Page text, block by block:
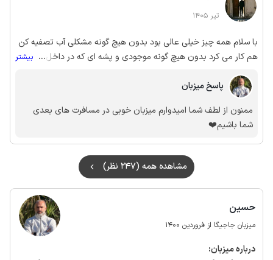
تیر 1405
با سلام همه چیز خیلی عالی بود بدون هیچ گونه مشکلی آب تصفیه کن
هم کار می کرد بدون هیچ گونه موجودی و پشه ای که در داخل خونه
... بیشتر
پاسخ میزبان
ممنون از لطف شما امیدوارم میزبان خوبی در مسافرت های بعدی
شما باشیم❤️
مشاهده همه (247 نظر)
حسین
میزبان جاجیگا از فروردین 1400
درباره‌ میزبان: